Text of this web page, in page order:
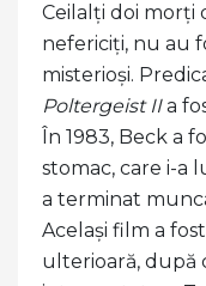
Ceilalți doi morți
nefericiți, nu au
misterioși.
Poltergeist IIa
În 1983, Beck a
stomac, care i-a
a terminat
Același film a
ulterioară, după